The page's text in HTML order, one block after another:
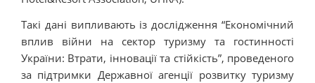
Такі дані випливають із дослідження “Економічний
вплив війни на сектор туризму та гостинності
України: Втрати, інновації та стійкість”, проведеного
за підтримки Державної агенції розвитку туризму